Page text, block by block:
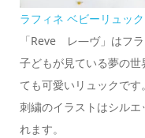
ラフィネ ベビーリュッ
「Reve レ―ヴ」はフラ
子どもが見ている夢の
ても可愛いリュックです。
刺繍のイラストはシル
れます。